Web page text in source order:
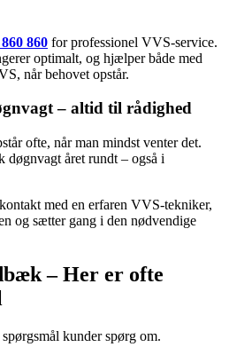
860 for professionel VVS-service.
optimalt, og hjælper både med
når behovet opstår.
– altid til rådighed
ofte, når man mindst venter det.
året rundt – også i
med en erfaren VVS-tekniker,
og sætter gang i den nødvendige
– Her er ofte
kunder spørg om.